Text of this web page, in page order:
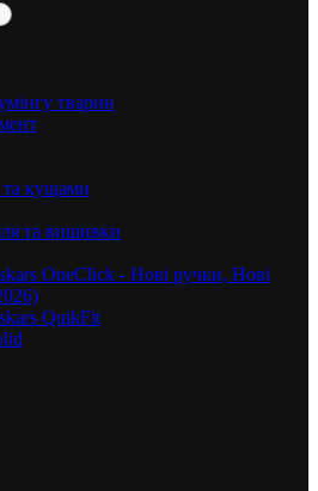
тварин
та кущами
та вишивки
OneClick - Нові ручки, Нові
QuikFit